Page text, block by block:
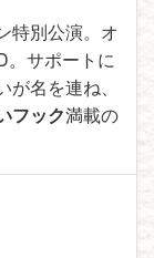
特別公演。オ
。サポートに
名を連ね、
フック満載の